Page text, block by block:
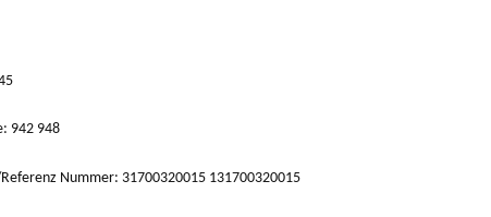
942 948
Nummer: 31700320015 131700320015